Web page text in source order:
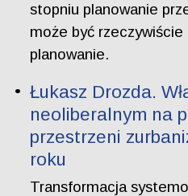
stopniu planowanie
może być rzeczywiście
planowanie.
Łukasz Drozda.
neoliberalnym na
przestrzeni
roku
Transformacja